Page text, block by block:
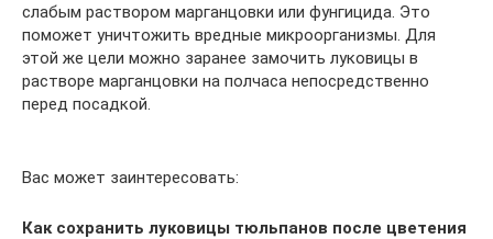
слабым раствором марганцовки или фунгицида. Это
поможет уничтожить вредные микроорганизмы. Для
этой же цели можно заранее замочить луковицы в
растворе марганцовки на полчаса непосредственно
перед посадкой.
Вас может заинтересовать:
Как сохранить луковицы тюльпанов после цветения